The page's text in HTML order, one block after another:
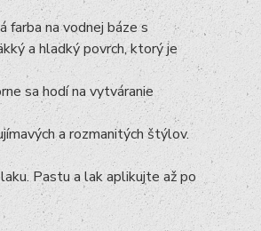
farba na vodnej báze s
a hladký povrch, ktorý je
sa hodí na vytváranie
a rozmanitých štýlov.
Pastu a lak aplikujte až po